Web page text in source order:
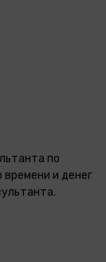
по
и денег